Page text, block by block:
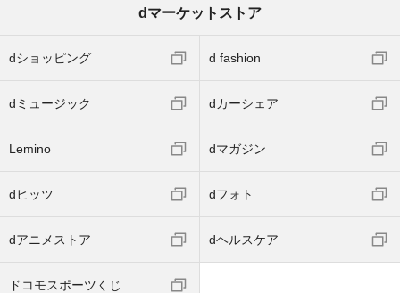
dマーケットストア
dショッピング d fashion
dミュージック dカーシェア
Lemino dマガジン
dヒッツ dフォト
dアニメストア dヘルスケア
ドコモスポーツくじ